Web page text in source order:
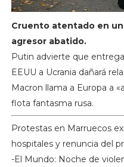
Cruento atentado en
agresor abatido.
Putin advierte que
EEUU a Ucrania dañará
Macron llama a Europa a
flota fantasma rusa.
Protestas en Marruecos
hospitales y renuncia del
-El Mundo: Noche de